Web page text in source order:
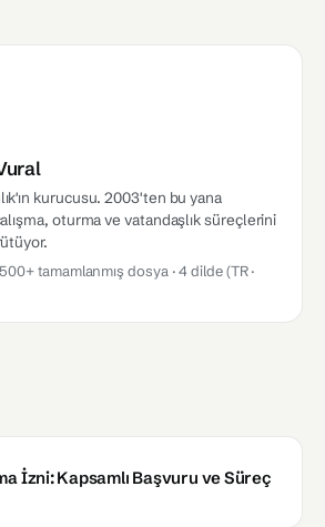
kurucusu. 2003'ten bu yana
oturma ve vatandaşlık süreçlerini
tamamlanmış dosya · 4 dilde (TR ·
İzni: Kapsamlı Başvuru ve Süreç